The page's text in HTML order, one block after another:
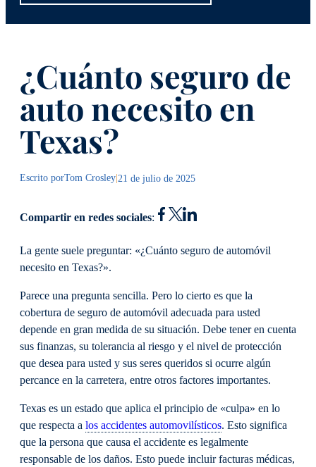
¿Cuánto seguro de
auto necesito en
Texas?
Escrito porTom Crosley|21 de julio de 2025
Compartir en redes sociales:
La gente suele preguntar: «¿Cuánto seguro de automóvil
necesito en Texas?».
Parece una pregunta sencilla. Pero lo cierto es que la
cobertura de seguro de automóvil adecuada para usted
depende en gran medida de su situación. Debe tener en cuenta
sus finanzas, su tolerancia al riesgo y el nivel de protección
que desea para usted y sus seres queridos si ocurre algún
percance en la carretera, entre otros factores importantes.
Texas es un estado que aplica el principio de «culpa» en lo
que respecta a los accidentes automovilísticos. Esto significa
que la persona que causa el accidente es legalmente
responsable de los daños. Esto puede incluir facturas médicas,